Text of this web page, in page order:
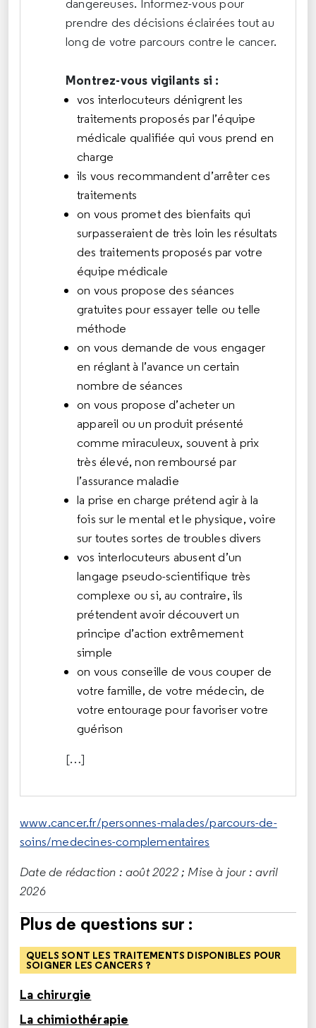
dangereuses. Informez-vous pour
prendre des décisions éclairées tout au
long de votre parcours contre le cancer.
Montrez-vous vigilants si :
vos interlocuteurs dénigrent les
traitements proposés par l’équipe
médicale qualifiée qui vous prend en
charge
ils vous recommandent d’arrêter ces
traitements
on vous promet des bienfaits qui
surpasseraient de très loin les résultats
des traitements proposés par votre
équipe médicale
on vous propose des séances
gratuites pour essayer telle ou telle
méthode
on vous demande de vous engager
en réglant à l’avance un certain
nombre de séances
on vous propose d’acheter un
appareil ou un produit présenté
comme miraculeux, souvent à prix
très élevé, non remboursé par
l’assurance maladie
la prise en charge prétend agir à la
fois sur le mental et le physique, voire
sur toutes sortes de troubles divers
vos interlocuteurs abusent d’un
langage pseudo-scientifique très
complexe ou si, au contraire, ils
prétendent avoir découvert un
principe d’action extrêmement
simple
on vous conseille de vous couper de
votre famille, de votre médecin, de
votre entourage pour favoriser votre
guérison
[…]
www.cancer.fr/personnes-malades/parcours-de-
soins/medecines-complementaires
Date de rédaction : août 2022 ; Mise à jour : avril
2026
Plus de questions sur :
QUELS SONT LES TRAITEMENTS DISPONIBLES POUR
SOIGNER LES CANCERS ?
La chirurgie
La chimiothérapie